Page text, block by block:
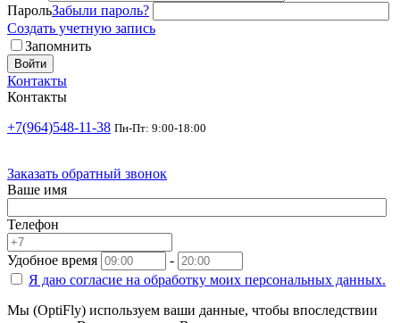
ПарольЗабыли пароль?
Создать учетную запись
Запомнить
Войти
Контакты
Контакты
+7(964)548-11-38 Пн-Пт: 9:00-18:00
Заказать обратный звонок
Ваше имя
Телефон
Удобное время
-
Я даю согласие на обработку моих персональных данных.
Мы (OptiFly) используем ваши данные, чтобы впоследствии